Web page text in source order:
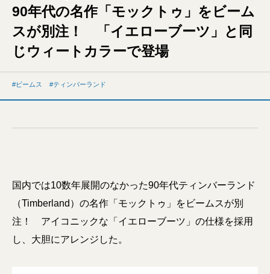
90年代の名作「モックトゥ」をビーム
スが別注！ 「イエローブーツ」と同
じウィートカラーで登場
ビームス ティンバーランド
国内では10数年展開のなかった90年代ティンバーランド
（Timberland）の名作「モックトゥ」をビームスが別
注！ アイコニックな「イエローブーツ」の仕様を採用
し、大胆にアレンジした。